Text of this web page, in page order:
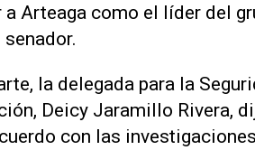
a Arteaga como el líder del
la delegada para la
Deicy Jaramillo Rivera,
con las